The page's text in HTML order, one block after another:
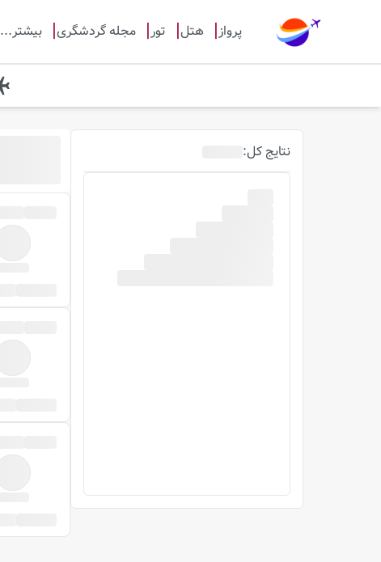
پرواز هتل تور مجله گردشگری بیشتر...
نتایج کل: